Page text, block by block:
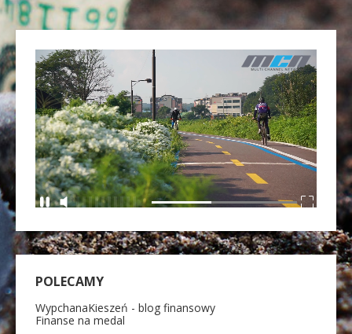
POLECAMY
WypchanaKieszeń - blog finansowy
Finanse na medal